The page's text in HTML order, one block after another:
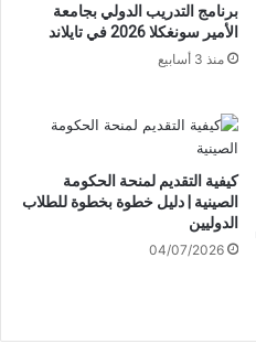
برنامج التدريب الدولي بجامعة
الأمير سونغكلا 2026 في تايلاند
منذ 3 أسابيع
كيفية التقديم لمنحة الحكومة
الصينية | دليل خطوة بخطوة للطلاب
الدوليين
04/07/2026